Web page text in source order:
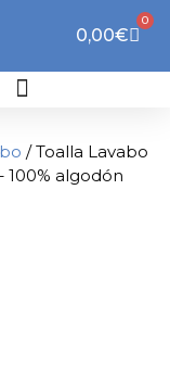
0,00€
0
/ Toalla Lavabo
100% algodón